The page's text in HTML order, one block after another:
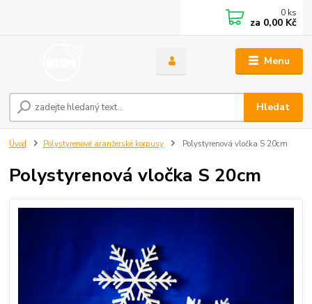
Menu
Hledat
0 ks
za 0,00 Kč
Úvod Polystyrenové aranžerské korpusy Polystyrenová vločka S 20cm
Polystyrenová vločka S 20cm